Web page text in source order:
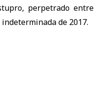
perpetrado entre
de 2017.